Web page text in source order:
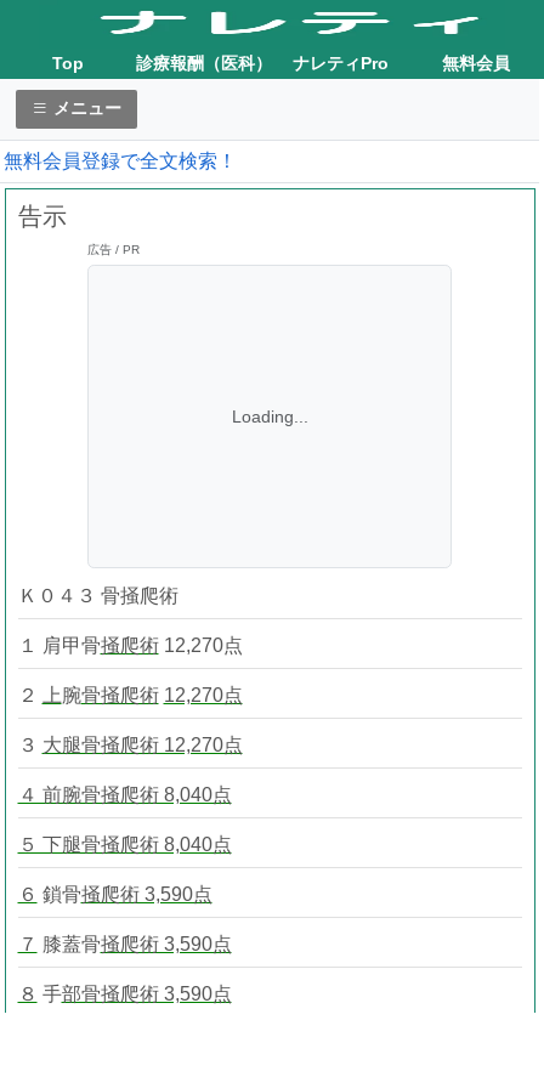
Top 診療報酬（医科） ナレティPro 無料会員
メニュー
無料会員登録で全文検索！
告示
広告 / PR
Loading...
Ｋ０４３ 骨掻爬術
１ 肩甲骨掻爬術12,270点
２ 上 腕骨掻爬術 12,270点
３ 大腿骨掻爬術 12,270点
４ 前腕骨掻爬術 8,040点
５ 下腿骨掻爬術 8,040点
６ 鎖骨掻爬術 3,590点
７ 膝蓋骨掻爬術 3,590点
８ 手部骨掻爬術 3,590点